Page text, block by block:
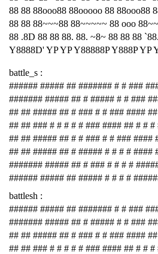
88 88 88ooo88 88ooooo 88 88ooo88
88 88 88~~~88 88~~~~~ 88 ooo
88 .8D 88 88 88. 88. ~8~ 88 88 88
Y8888D' YP YP Y88888P Y888P YP
battle_s :
###### ##### ## ####### # # ###
####### ##### ## # ##### # # ###
## ## ##### ## # ### # # ### ####
## ## ### # # # # # ### #### ## # # #
## ## ##### ## # # ### # # ### ####
## ## ##### ## # ##### # # # # ####
####### ##### ## # ### # # # #
###### ##### ## ##### # # # #
battlesh :
###### ##### ## ####### # # ###
####### ##### ## # ##### # # ###
## ## ##### ## # ### # # ### ####
## ## ### # # # # # ### #### ## # # #